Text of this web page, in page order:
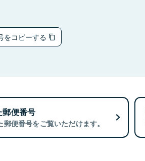
をコピーする
郵便番号
便番号をご覧いただけます。